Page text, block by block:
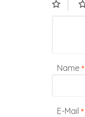
Name *
E-Mail *